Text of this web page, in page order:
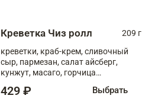
Креветка Чиз ролл
209 г
креветки, краб-крем, сливочный
сыр, пармезан, салат айсберг,
кунжут, масаго, горчица
429 ₽ Выбрать